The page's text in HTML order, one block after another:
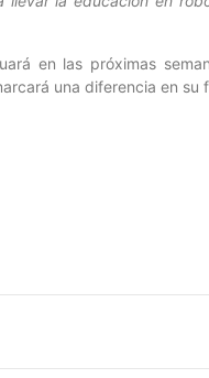
en las próximas
una diferencia en su